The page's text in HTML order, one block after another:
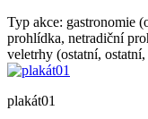
Typ akce: gastronomie
prohlídka, netradiční
veletrhy (ostatní,
plakát01